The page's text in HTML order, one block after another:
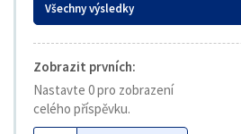
Všechny výsledky
Zobrazit prvních:
Nastavte 0 pro zobrazení
celého příspěvku.